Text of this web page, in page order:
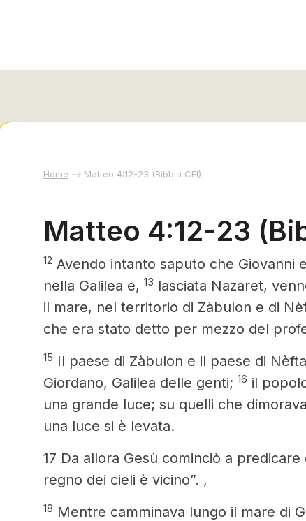
Home Matteo 4:12-23 (Bibbia CEI)
Matteo 4:12-23
12 Avendo intanto saputo che Giovanni
nella Galilea e, 13 lasciata Nazaret,
il mare, nel territorio di Zàbulon e di
che era stato detto per mezzo del
15 Il paese di Zàbulon e il paese di
Giordano, Galilea delle genti; 16 il
una grande luce; su quelli che
una luce si è levata.
17 Da allora Gesù cominciò a
regno dei cieli è vicino”. ,
18 Mentre camminava lungo il mare di